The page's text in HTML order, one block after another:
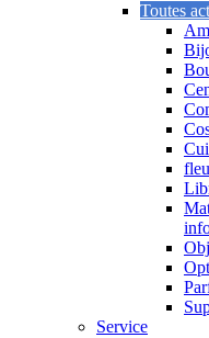
Toutes
Service